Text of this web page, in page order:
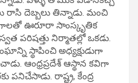
రాసి దెబ్బలు తిన్నాడు. మంచి
ఊరూరా సాంస్కృతిక
పరిషత్తు నిర్మాతల్లో ఒకడు.
స్థాపించి అధ్యక్షుడుగా
ఆంధ్రప్రదేశ్‌ ఆస్థాన కవిగా
పనిచేసాడు. రాష్ట్ర, కేంద్ర